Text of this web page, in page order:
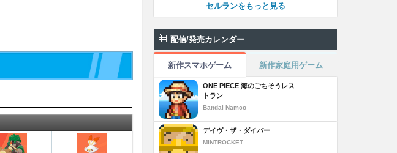
セルランをもっと見る
配信/発売カレンダー
新作スマホゲーム 新作家庭用ゲーム
ONE PIECE 海のごちそうレス
トラン
Bandai Namco
デイヴ・ザ・ダイバー
MINTROCKET